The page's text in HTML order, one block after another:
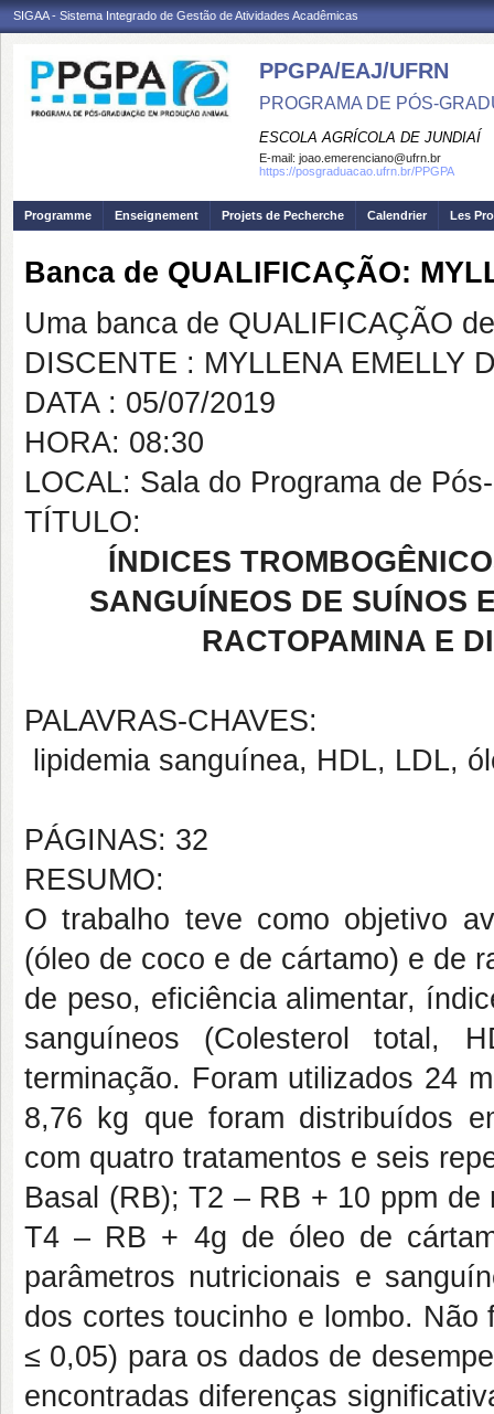
SIGAA - Sistema Integrado de Gestão de Atividades Acadêmicas
PPGPA/EAJ/UFRN
PROGRAMA DE PÓS-
ESCOLA AGRÍCOLA DE JUNDIAÍ
E-mail: joao.emerenciano@ufrn.br
https://posgraduacao.ufrn.br/PPGPA
Programme Enseignement Projets de Pecherche Calendrier Les
Banca de QUALIFICAÇÃO:
Uma banca de QUALIFICAÇÃO
DISCENTE : MYLLENA EMELLY
DATA : 05/07/2019
HORA: 08:30
LOCAL: Sala do Programa de
TÍTULO:
ÍNDICES
SANGUÍNEOS DE SUÍNOS
RACTOPAMINA E
PALAVRAS-CHAVES:
lipidemia sanguínea, HDL, LDL,
PÁGINAS: 32
RESUMO:
O trabalho teve como objetivo
(óleo de coco e de cártamo) e de
de peso, eficiência alimentar,
sanguíneos (Colesterol total,
terminação. Foram utilizados 24
8,76 kg que foram distribuídos
com quatro tratamentos e seis
Basal (RB); T2 – RB + 10 ppm
T4 – RB + 4g de óleo de
parâmetros nutricionais e
dos cortes toucinho e lombo.
≤ 0,05) para os dados de
encontradas diferenças